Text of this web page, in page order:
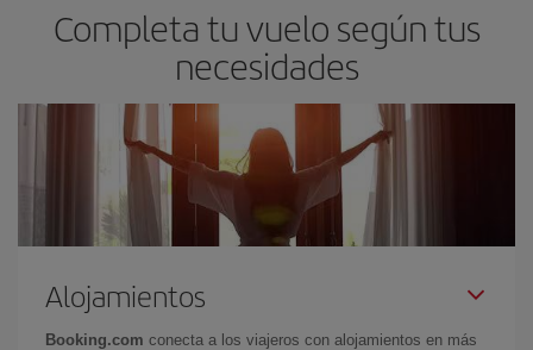
Completa tu vuelo según tus
necesidades
Alojamientos
Booking.com conecta a los viajeros con alojamientos en más